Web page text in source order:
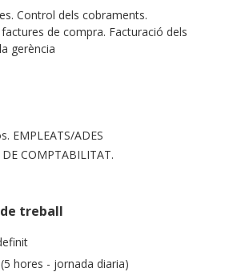
Control dels cobraments.
de compra. Facturació dels
gerència
EMPLEATS/ADES
COMPTABILITAT.
treball
hores - jornada diaria)